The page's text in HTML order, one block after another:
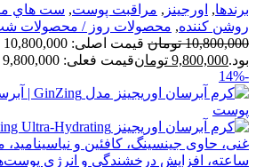
برندها, اورجينز , مراقبت پوست, ست هاي
روشن كننده, محصولات روز / محصولات
10,800,000 تومان
بود.9,800,000 تومانقیمت فعلی: 9,800,000 تومان.
-14%